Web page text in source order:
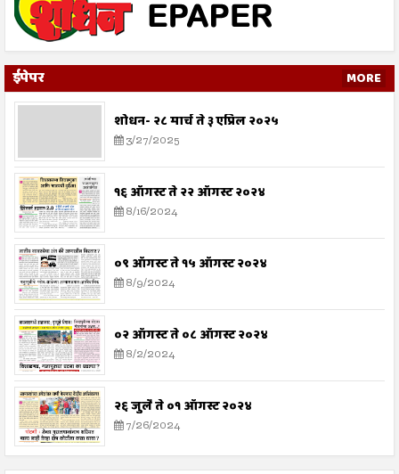
ईपेपर MORE
शोधन- २८ मार्च ते ३ एप्रिल २०२५
3/27/2025
१६ ऑगस्ट ते २२ ऑगस्ट २०२४
8/16/2024
०९ ऑगस्ट ते १५ ऑगस्ट २०२४
8/9/2024
०२ ऑगस्ट ते ०८ ऑगस्ट २०२४
8/2/2024
२६ जुलै ते ०१ ऑगस्ट २०२४
7/26/2024